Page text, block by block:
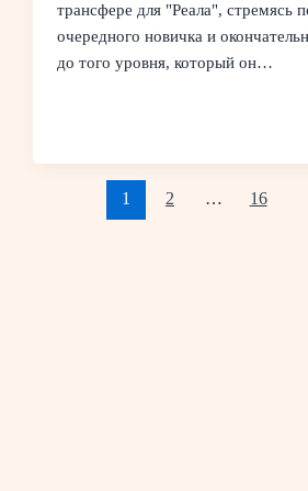
трансфере для "Реала", стремясь
очередного новичка и
до того уровня, который он…
1 2 … 16